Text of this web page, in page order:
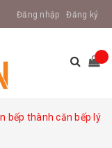
Đăng nhập Đăng ký
bếp thành căn bếp lý